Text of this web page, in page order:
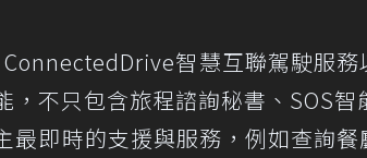
ConnectedDrive智慧互聯駕駛服
，不只包含旅程諮詢秘書、SOS
最即時的支援與服務，例如查詢